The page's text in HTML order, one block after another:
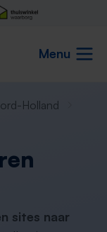
Menu
Holland
sites naar